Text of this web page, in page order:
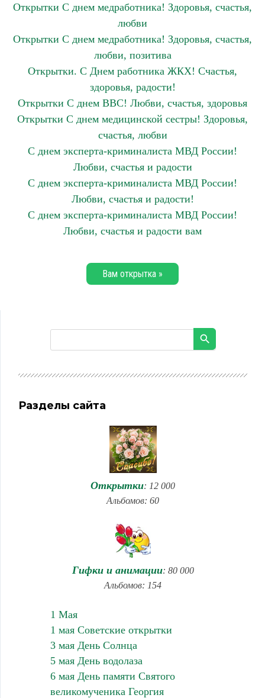
Открытки С днем медработника! Здоровья, счастья,
любви
Открытки С днем медработника! Здоровья, счастья,
любви, позитива
Открытки. С Днем работника ЖКХ! Счастья,
здоровья, радости!
Открытки С днем ВВС! Любви, счастья, здоровья
Открытки С днем медицинской сестры! Здоровья,
счастья, любви
С днем эксперта-криминалиста МВД России!
Любви, счастья и радости
С днем эксперта-криминалиста МВД России!
Любви, счастья и радости!
С днем эксперта-криминалиста МВД России!
Любви, счастья и радости вам
Вам открытка »
Разделы сайта
Открытки: 12 000
Альбомов: 60
Гифки и анимации: 80 000
Альбомов: 154
1 Мая
1 мая Советские открытки
3 мая День Солнца
5 мая День водолаза
6 мая День памяти Святого
великомученика Георгия